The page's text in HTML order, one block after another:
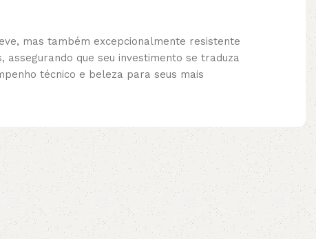
mas também excepcionalmente resistente
que seu investimento se traduza
técnico e beleza para seus mais